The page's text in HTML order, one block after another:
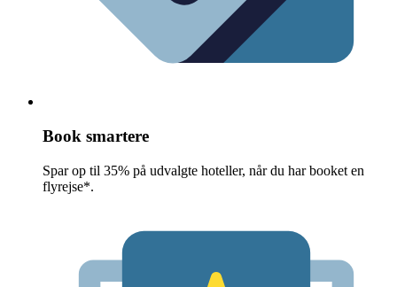
Book smartere
Spar op til 35% på udvalgte hoteller, når du har booket en
flyrejse*.